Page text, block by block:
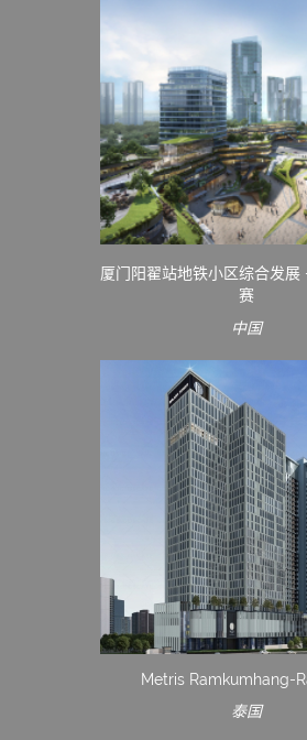
厦门阳翟站地铁小区综合发展
赛
中国
Metris Ramkumhang-
泰国